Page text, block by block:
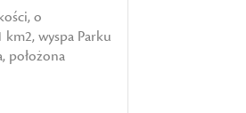
o
wyspa Parku
położona